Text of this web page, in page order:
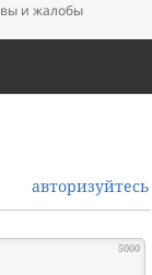
и жалобы
авторизуйтесь
5000